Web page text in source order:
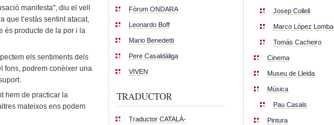
manifesta", diu el vell
que t’estàs sentint atacat,
és producte de la por i la
els sentiments dels
fons, podrem conèixer una
hem de practicar la
mateixos ens podem
Fòrum ONDARA
Leonardo Boff
Mario Benedetti
Pere Casaldàliga
VIVEN
TRADUCTOR
Traductor CATALÀ-
Josep Collell
Marco López Lomba
Tomás Cacheiro
Cinema
Museu de Lleida
Música
Pau Casals
Pintura